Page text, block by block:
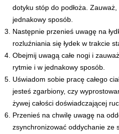
dotyku stóp do podłoża.
jednakowy sposób.
Następnie przenieś uwagę na
rozluźniania się łydek w trakcie
Obejmij uwagą całe nogi i
rytmie i w jednakowy sposób.
Uświadom sobie pracę całego
jesteś zgarbiony, czy
żywej całości doświadczającej
Przenieś na chwilę uwagę na
zsynchronizować oddychanie ze